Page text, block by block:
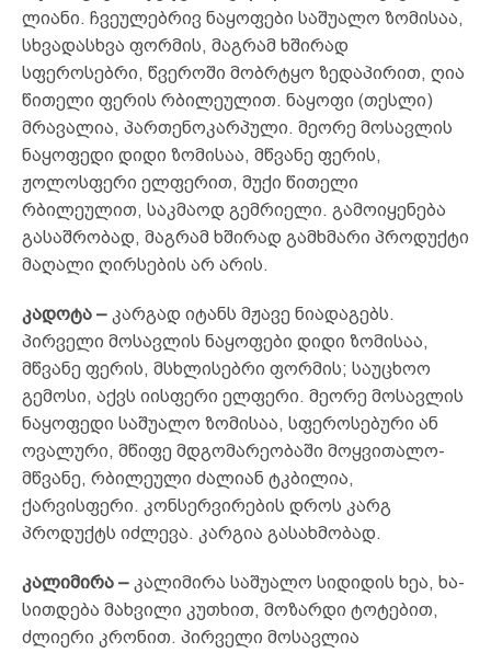
ლია­ნი. ჩვეულებრივ ნაყოფები საშუალო ზომისაა,
სხვადასხვა ფორმის, მაგრამ ხშირად
სფეროსებრი, წვეროში მობრტყო ზედაპირით, ღია
წითელი ფერის რბილეულით. ნაყოფი (თეს­ლი)
მრავალია, პართენოკარპული. მეორე მოსავლის
ნაყო­ფე­დი დიდი ზომისაა, მწვანე ფერის,
ჟოლოსფერი ელფერით, მუქი წითელი
რბილეულით, საკმაოდ გემრიელი. გამოი­ყე­ნე­ბა
გასაშრობად, მაგრამ ხშირად გამხმარი პრო­დუქტი
მაღალი ღირსე­ბის არ არის.
კადოტა – კარგად იტანს მჟავე ნიადაგებს.
პირველი მოსავ­ლის ნაყოფები დიდი ზომისაა,
მწვანე ფერის, მსხლისებრი ფორმის; საუცხოო
გემოსი, აქვს იისფერი ელ­ფერი. მეორე მო­სავლის
ნაყოფედი საშუალო ზომისაა, სფეროსებური ან
ოვა­ლური, მწიფე მდგომარეობაში მოყ­ვითალო-
მწვანე, რბი­ლეუ­ლი ძალიან ტკბილია,
ქარვისფერი. კონ­სერ­ვირების დროს კარგ
პროდუქტს იძლევა. კარგია გასახ­მობად.
კალიმირა – კა­ლი­მი­რა სა­შუ­ა­ლო სი­დი­დის ხეა, ხა­
სით­დე­­­ბა მახ­ვი­ლი კუთ­ხით, მო­ზარ­დი ტო­ტე­ბით,
ძლი­ე­რი კრო­­­­­­ნით. პირველი მოსავლია